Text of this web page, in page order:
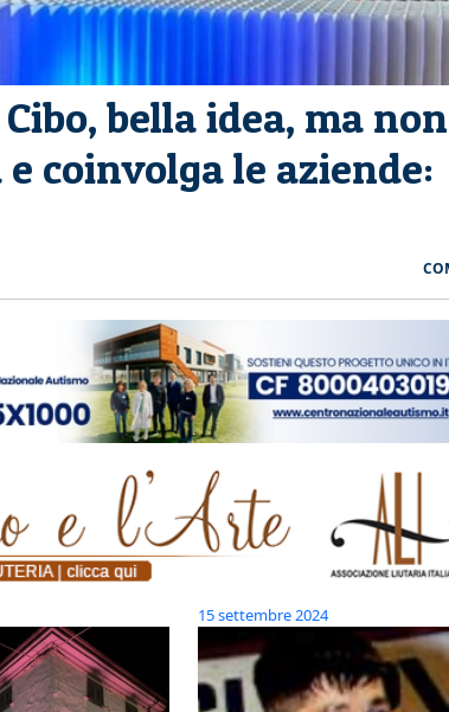
bella idea, ma non
coinvolga le aziende:
15 settembre 2024